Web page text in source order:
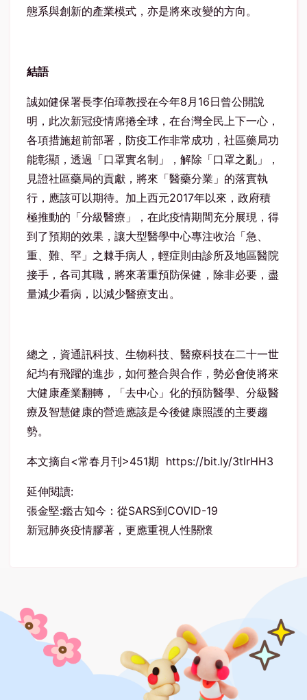
態系與創新的產業模式，亦是將來改變的方向。
結語
誠如健保署長李伯璋教授在今年8月16日曾公開說
明，此次新冠疫情席捲全球，在台灣全民上下一心，
各項措施超前部署，防疫工作非常成功，社區藥局功
能彰顯，透過「口罩實名制」，解除「口罩之亂」，
見證社區藥局的貢獻，將來「醫藥分業」的落實執
行，應該可以期待。加上西元2017年以來，政府積
極推動的「分級醫療」，在此疫情期間充分展現，得
到了預期的效果，讓大型醫學中心專注收治「急、
重、難、罕」之棘手病人，輕症則由診所及地區醫院
接手，各司其職，將來著重預防保健，除非必要，盡
量減少看病，以減少醫療支出。
總之，資通訊科技、生物科技、醫療科技在二十一世
紀均有飛躍的進步，如何整合與合作，勢必會使將來
大健康產業翻轉，「去中心」化的預防醫學、分級醫
療及智慧健康的營造應該是今後健康照護的主要趨
勢。
本文摘自<常春月刊>451期 https://bit.ly/3tlrHH3
延伸閱讀:
張金堅:鑑古知今：從SARS到COVID-19
新冠肺炎疫情膠著，更應重視人性關懷